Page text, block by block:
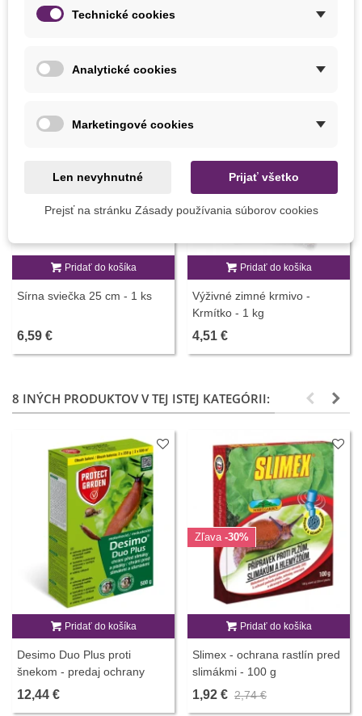
Pridať do košíka
Sírna sviečka 25 cm - 1 ks
6,59 €
Pridať do košíka
Výživné zimné krmivo -
Krmítko - 1 kg
4,51 €
8 INÝCH PRODUKTOV V TEJ ISTEJ KATEGÓRII:
Pridať do košíka
Desimo Duo Plus proti
šnekom - predaj ochrany
rastlín - 500 g
12,44 €
Zľava -30%
Pridať do košíka
Slimex - ochrana rastlín pred
slimákmi - 100 g
1,92 € 2,74 €
Technické cookies
Analytické cookies
Marketingové cookies
Len nevyhnutné Prijať všetko
Prejsť na stránku Zásady používania súborov cookies